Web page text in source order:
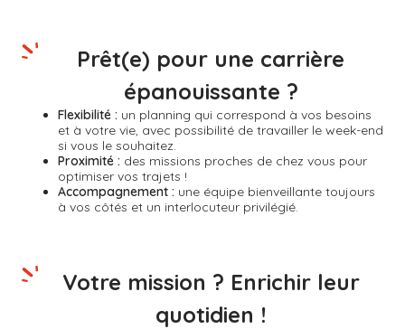
Flexibilité : un planning qui correspond à vos besoins
et à votre vie, avec possibilité de travailler le week-end
si vous le souhaitez.
Proximité : des missions proches de chez vous pour
optimiser vos trajets !
Accompagnement : une équipe bienveillante toujours
à vos côtés et un interlocuteur privilégié.
Prêt(e) pour une carrière
épanouissante ?
Votre mission ? Enrichir leur
quotidien !